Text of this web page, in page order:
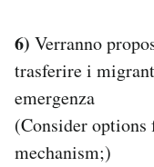
6) Verranno
trasferire i
emergenza
(Consider
mechanism;)